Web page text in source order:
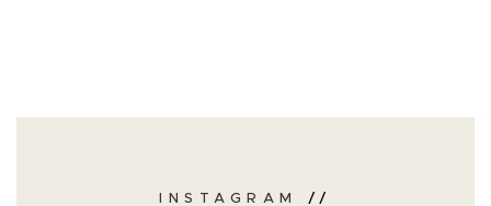
INSTAGRAM //